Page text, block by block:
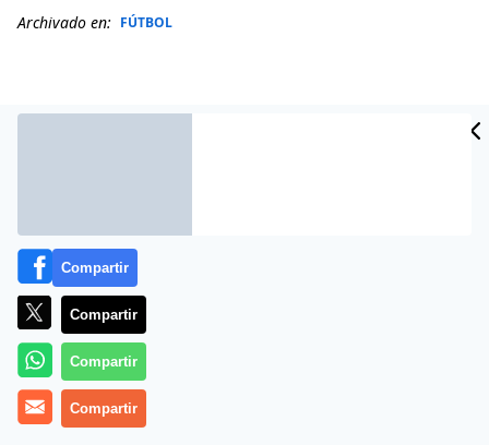
Archivado en: FÚTBOL
Más información
Compartir
Compartir
Compartir
Compartir